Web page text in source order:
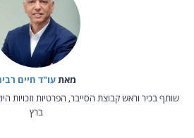
מאת‏עו"ד חיים
שותף בכיר וראש קבוצת הסייבר, הפרטיות וזכויות
ברץ